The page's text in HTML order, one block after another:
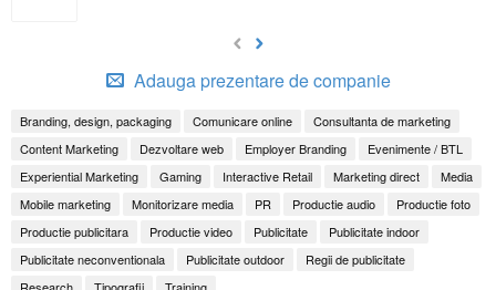
Adauga prezentare de companie
Branding, design, packaging Comunicare online
Consultanta de marketing
Content Marketing
Dezvoltare web Employer Branding
Evenimente / BTL
Experiential Marketing
Gaming Interactive Retail Marketing direct
Media
Mobile marketing
Monitorizare media PR Productie audio
Productie foto
Productie publicitara
Productie video Publicitate
Publicitate indoor
Publicitate neconventionala
Publicitate outdoor
Regii de publicitate
Research
Tipografii Training